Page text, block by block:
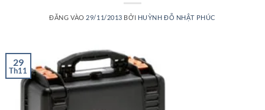
ĐĂNG VÀO 29/11/2013 BỞI HUỲNH ĐỖ NHẬT PHÚC
29
Th11